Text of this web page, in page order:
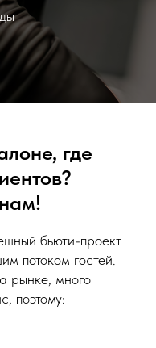
где
бьюти-проект
потоком гостей.
рынке, много
поэтому: